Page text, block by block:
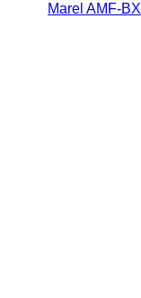
معدات المذبح Marel AMF-BX